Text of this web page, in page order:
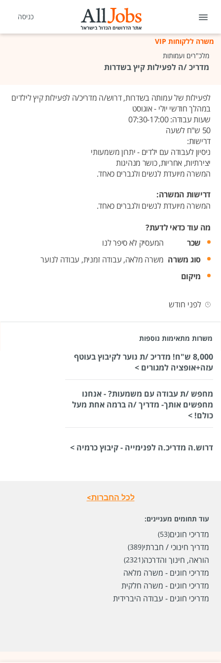
כניסה
משרה ללקוחות VIP
מלכ"רים ועמותות
מדריכ /ה לפעילות קיץ בשדרות
לפעילות של עמותה בשדרות, דרוש/ה מדריכ/ה לפעילות קיץ לילדים
במהלך חודשי יולי - אוגוסט
שעות עבודה: 07:30-17:00
50 ש"ח לשעה
דרישות:
ניסיון לעבודה עם ילדים - יתרון משמעותי
יצירתיות, אחריות, כושר מנהיגות
המשרה מיועדת לנשים ולגברים כאחד.
דרישות המשרה:
המשרה מיועדת לנשים ולגברים כאחד.
מה עוד כדאי לדעת?
שכר
המעסיק לא סיפר לנו
סוג משרה משרה מלאה, עבודה זמנית, עבודה לנוער
מיקום
לפני חודש
משרות מתאימות נוספות
8,000 ש"ח! מדריכ /ת נוער לקיבוץ בעוטף
עזה+אופציה למגורים >
מחפש /ת עבודה עם משמעות? - אנחנו
מחפשים אותך- מדריך /ה ברמה אחת מעל
כולם! >
דרוש.ה מדריכ.ה לפנימייה - קיבוץ כרמיה >
לכל החברות>
עוד תחומים מעניינים:
מדריכי חוגים(53)
מדריך חינוכי / חברתי(389)
הוראה, חינוך והדרכה(2321)
מדריכי חוגים - משרה מלאה
מדריכי חוגים - משרה חלקית
מדריכי חוגים - עבודה היברידית